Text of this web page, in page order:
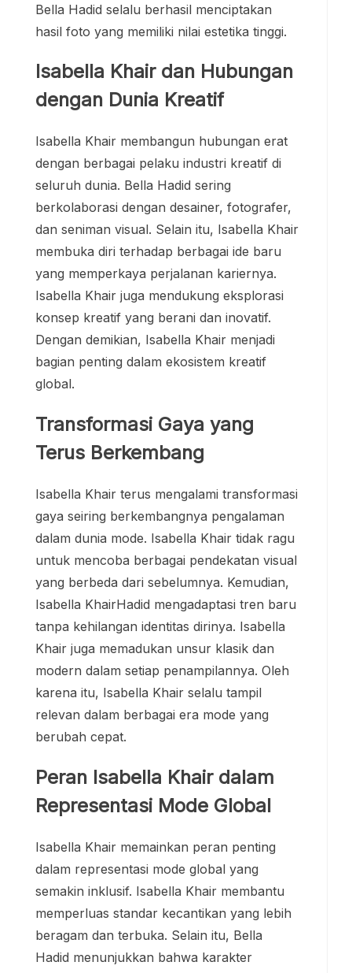
Bella Hadid selalu berhasil menciptakan
hasil foto yang memiliki nilai estetika tinggi.
Isabella Khair dan Hubungan
dengan Dunia Kreatif
Isabella Khair membangun hubungan erat
dengan berbagai pelaku industri kreatif di
seluruh dunia. Bella Hadid sering
berkolaborasi dengan desainer, fotografer,
dan seniman visual. Selain itu, Isabella Khair
membuka diri terhadap berbagai ide baru
yang memperkaya perjalanan kariernya.
Isabella Khair juga mendukung eksplorasi
konsep kreatif yang berani dan inovatif.
Dengan demikian, Isabella Khair menjadi
bagian penting dalam ekosistem kreatif
global.
Transformasi Gaya yang
Terus Berkembang
Isabella Khair terus mengalami transformasi
gaya seiring berkembangnya pengalaman
dalam dunia mode. Isabella Khair tidak ragu
untuk mencoba berbagai pendekatan visual
yang berbeda dari sebelumnya. Kemudian,
Isabella KhairHadid mengadaptasi tren baru
tanpa kehilangan identitas dirinya. Isabella
Khair juga memadukan unsur klasik dan
modern dalam setiap penampilannya. Oleh
karena itu, Isabella Khair selalu tampil
relevan dalam berbagai era mode yang
berubah cepat.
Peran Isabella Khair dalam
Representasi Mode Global
Isabella Khair memainkan peran penting
dalam representasi mode global yang
semakin inklusif. Isabella Khair membantu
memperluas standar kecantikan yang lebih
beragam dan terbuka. Selain itu, Bella
Hadid menunjukkan bahwa karakter